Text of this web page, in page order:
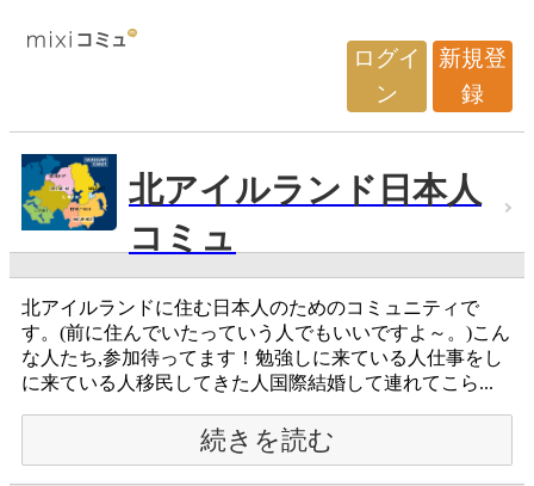
ログイ
ン
新規登
録
北アイルランド日本人
コミュ
北アイルランドに住む日本人のためのコミュニティで
す。(前に住んでいたっていう人でもいいですよ～。)こん
な人たち,参加待ってます！勉強しに来ている人仕事をし
に来ている人移民してきた人国際結婚して連れてこら...
続きを読む